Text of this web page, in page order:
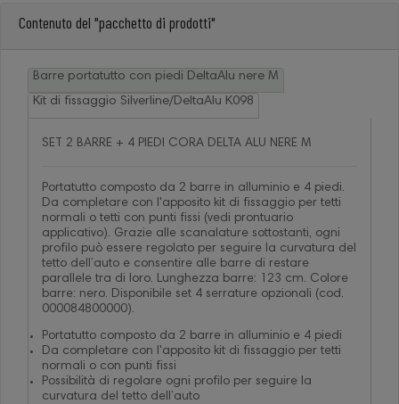
Contenuto del "pacchetto di prodotti"
Barre portatutto con piedi DeltaAlu nere M
Kit di fissaggio Silverline/DeltaAlu K098
SET 2 BARRE + 4 PIEDI CORA DELTA ALU NERE M
Portatutto composto da 2 barre in alluminio e 4 piedi.
Da completare con l'apposito kit di fissaggio per tetti
normali o tetti con punti fissi (vedi prontuario
applicativo). Grazie alle scanalature sottostanti, ogni
profilo può essere regolato per seguire la curvatura del
tetto dell’auto e consentire alle barre di restare
parallele tra di loro. Lunghezza barre: 123 cm. Colore
barre: nero. Disponibile set 4 serrature opzionali (cod.
000084800000).
Portatutto composto da 2 barre in alluminio e 4 piedi
Da completare con l'apposito kit di fissaggio per tetti
normali o con punti fissi
Possibilità di regolare ogni profilo per seguire la
curvatura del tetto dell’auto